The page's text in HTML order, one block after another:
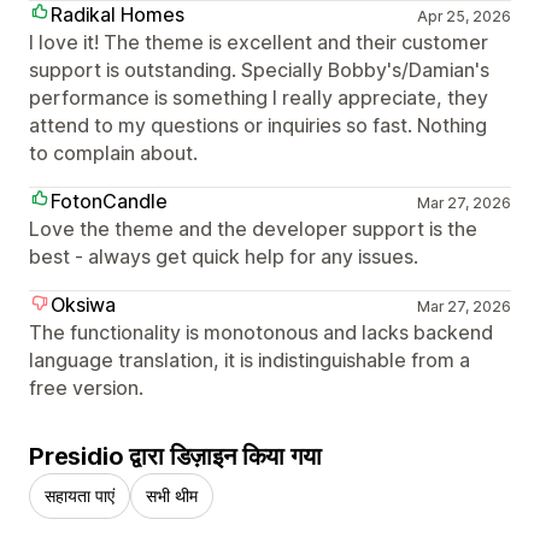
Radikal Homes
Apr 25, 2026
I love it! The theme is excellent and their customer
support is outstanding. Specially Bobby's/Damian's
performance is something I really appreciate, they
attend to my questions or inquiries so fast. Nothing
to complain about.
FotonCandle
Mar 27, 2026
Love the theme and the developer support is the
best - always get quick help for any issues.
Oksiwa
Mar 27, 2026
The functionality is monotonous and lacks backend
language translation, it is indistinguishable from a
free version.
Presidio द्वारा डिज़ाइन किया गया
सहायता पाएं सभी थीम